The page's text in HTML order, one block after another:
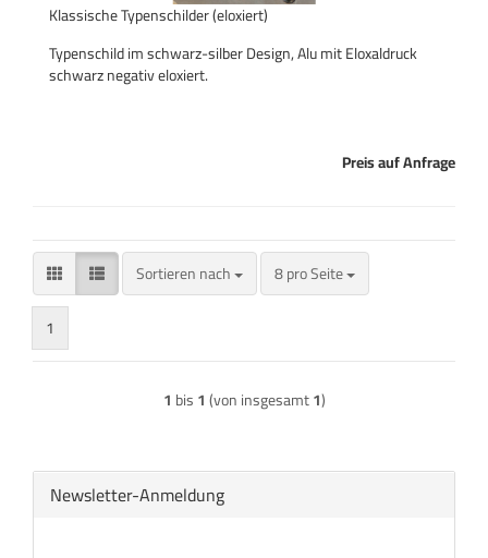
Klassische Typenschilder (eloxiert)
Typenschild im schwarz-silber Design, Alu mit Eloxaldruck
schwarz negativ eloxiert.
Preis auf Anfrage
Sortieren nach
Sortieren nach 8 pro Seite
pro Seite
1
1 bis1(von insgesamt1)
Newsletter-Anmeldung